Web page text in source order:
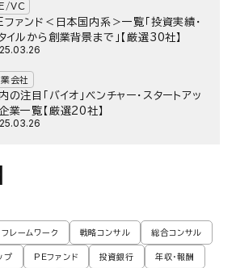
VC
ファンド＜日本国内系＞一覧「投資実績・
イルから創業背景まで」【厳選30社】
会社
の注目「バイオ」ベンチャー・スタートアッ
業一覧【厳選20社】
フレームワーク 戦略コンサル 総合コンサル
プ PEファンド 投資銀行 年収・報酬